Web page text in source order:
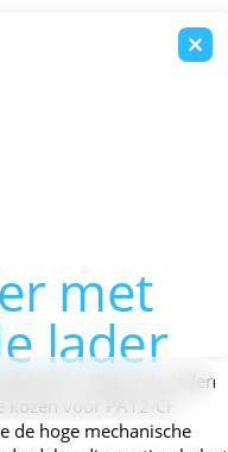
met
lader
veilig op te laden
voor PA12-CF
de hoge mechanische